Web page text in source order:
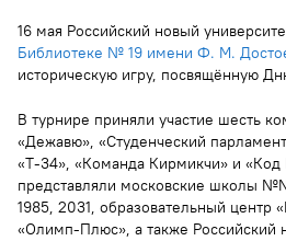
16 мая Российский новый
Библиотеке № 19 имени Ф. М.
историческую игру, посвящённую
В турнире приняли участие шесть
«Дежавю», «Студенческий
«Т-34», «Команда Кирмикчи» и «Код
представляли московские школы
1985, 2031, образовательный центр
«Олимп-Плюс», а также Российский